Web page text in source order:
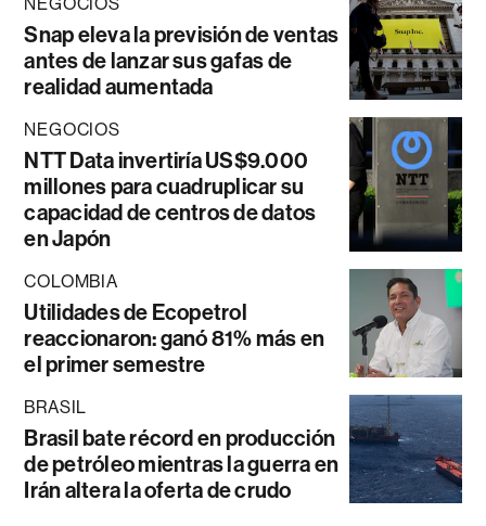
Snap eleva la previsión de ventas
antes de lanzar sus gafas de
realidad aumentada
NEGOCIOS
NTT Data invertiría US$9.000
millones para cuadruplicar su
capacidad de centros de datos
en Japón
COLOMBIA
Utilidades de Ecopetrol
reaccionaron: ganó 81% más en
el primer semestre
BRASIL
Brasil bate récord en producción
de petróleo mientras la guerra en
Irán altera la oferta de crudo